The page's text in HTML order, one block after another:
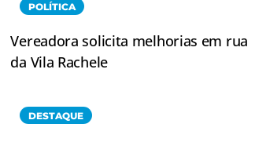
POLÍTICA
Vereadora solicita melhorias em rua
da Vila Rachele
DESTAQUE